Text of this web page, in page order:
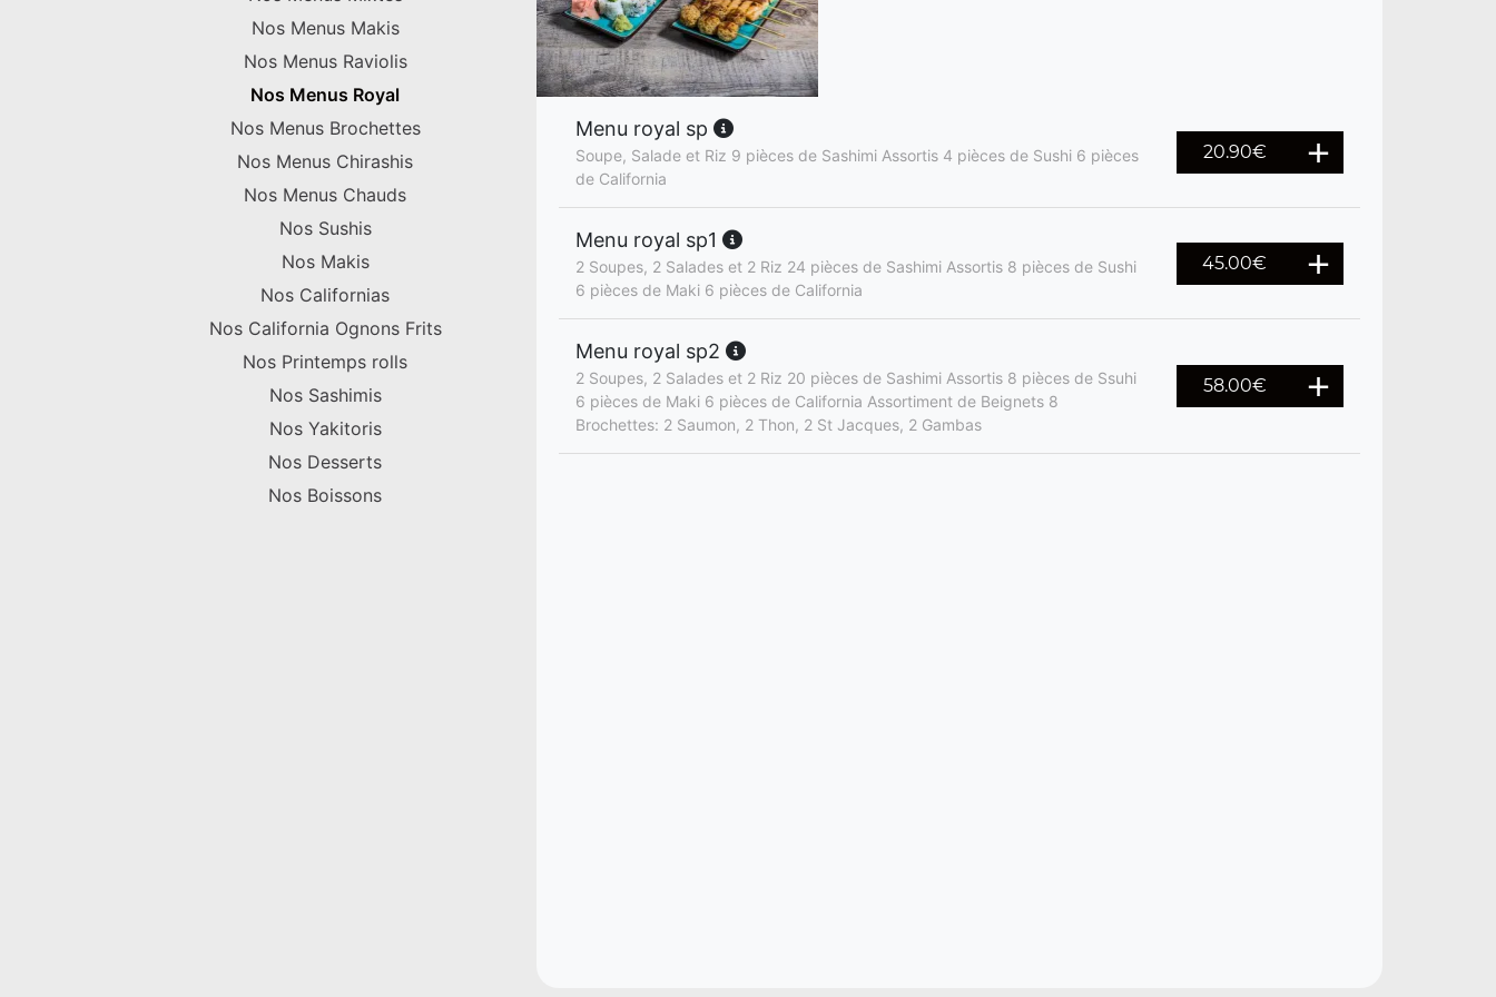
Nos Menus Makis
Nos Menus Raviolis
Nos Menus Royal
Nos Menus Brochettes
Nos Menus Chirashis
Nos Menus Chauds
Nos Sushis
Nos Makis
Nos Californias
Nos California Ognons Frits
Nos Printemps rolls
Nos Sashimis
Nos Yakitoris
Nos Desserts
Nos Boissons
Menu royal sp
Soupe, Salade et Riz 9 pièces de Sashimi Assortis 4 pièces de Sushi 6 pièces
de California
20.90€
Menu royal sp1
2 Soupes, 2 Salades et 2 Riz 24 pièces de Sashimi Assortis 8 pièces de Sushi
6 pièces de Maki 6 pièces de California
45.00€
Menu royal sp2
2 Soupes, 2 Salades et 2 Riz 20 pièces de Sashimi Assortis 8 pièces de Ssuhi
6 pièces de Maki 6 pièces de California Assortiment de Beignets 8
Brochettes: 2 Saumon, 2 Thon, 2 St Jacques, 2 Gambas
58.00€